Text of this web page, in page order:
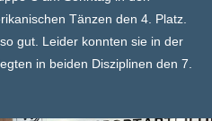
Tänzen den 4. Platz.
gut. Leider konnten sie in der
in beiden Disziplinen den 7.